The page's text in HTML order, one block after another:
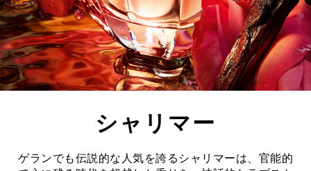
全ての製品
シャリマー
ゲランでも伝説的な人気を誇るシャリマーは、官能的